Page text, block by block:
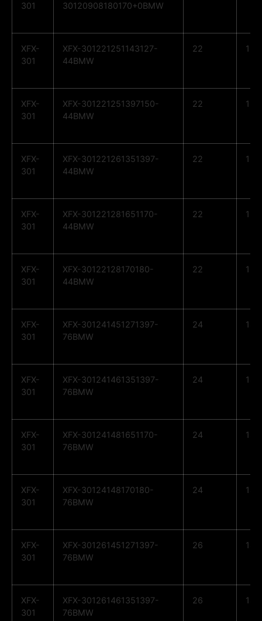
301
30120908180170+0BMW
XFX-
301
XFX-301221251143127-
44BMW
22 12
XFX-
301
XFX-301221251397150-
44BMW
22 12
XFX-
301
XFX-301221261351397-
44BMW
22 12
XFX-
301
XFX-301221281651170-
44BMW
22 12
XFX-
301
XFX-30122128170180-
44BMW
22 12
XFX-
301
XFX-301241451271397-
76BMW
24 14
XFX-
301
XFX-301241461351397-
76BMW
24 14
XFX-
301
XFX-301241481651170-
76BMW
24 14
XFX-
301
XFX-30124148170180-
76BMW
24 14
XFX-
301
XFX-301261451271397-
76BMW
26 14
XFX-
301
XFX-301261461351397-
76BMW
26 14